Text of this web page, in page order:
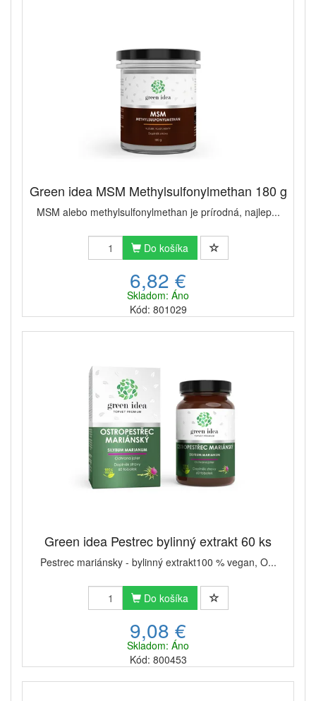
Green idea MSM Methylsulfonylmethan 180 g
MSM alebo methylsulfonylmethan je prírodná, najlep...
Do košíka
6,82 €
Skladom: Áno
Kód: 801029
Green idea Pestrec bylinný extrakt 60 ks
Pestrec mariánsky - bylinný extrakt​100 % vegan, O...
Do košíka
9,08 €
Skladom: Áno
Kód: 800453